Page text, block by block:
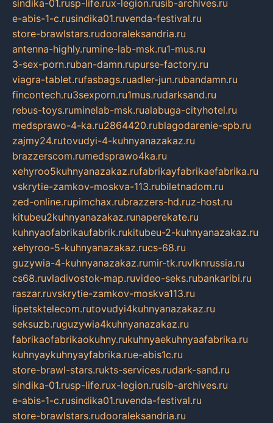
sindika-01.rusp-life.rux-legion.rusib-archives.ru
e-abis-1-c.rusindika01.ruvenda-festival.ru
store-brawlstars.rudooraleksandria.ru
antenna-highly.rumine-lab-msk.ru1-mus.ru
3-sex-porn.ruban-damn.rupurse-factory.ru
viagra-tablet.rufasbags.ruadler-jun.rubandamn.ru
fincontech.ru3sexporn.ru1mus.rudarksand.ru
rebus-toys.ruminelab-msk.rualabuga-cityhotel.ru
medsprawo-4-ka.ru2864420.rublagodarenie-spb.ru
zajmy24.rutovudyi-4-kuhnyanazakaz.ru
brazzerscom.rumedsprawo4ka.ru
xehyroo5kuhnyanazakaz.rufabrikayfabrikaefabrika.ru
vskrytie-zamkov-moskva-113.rubiletnadom.ru
zed-online.rupimchax.rubrazzers-hd.ruz-host.ru
kitubeu2kuhnyanazakaz.runaperekate.ru
kuhnyaofabrikaufabrik.rukitubeu-2-kuhnyanazakaz.ru
xehyroo-5-kuhnyanazakaz.rucs-68.ru
guzywia-4-kuhnyanazakaz.rumir-tk.ruvlknrussia.ru
cs68.ruvladivostok-map.ruvideo-seks.rubankaribi.ru
raszar.ruvskrytie-zamkov-moskva113.ru
lipetsktelecom.rutovudyi4kuhnyanazakaz.ru
seksuzb.ruguzywia4kuhnyanazakaz.ru
fabrikaofabrikaokuhny.rukuhnyaekuhnyaafabrika.ru
kuhnyaykuhnyayfabrika.rue-abis1c.ru
store-brawl-stars.rukts-services.rudark-sand.ru
sindika-01.rusp-life.rux-legion.rusib-archives.ru
e-abis-1-c.rusindika01.ruvenda-festival.ru
store-brawlstars.rudooraleksandria.ru